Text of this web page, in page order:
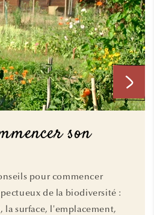
son
pour commencer
de la biodiversité :
la surface, l'emplacement,